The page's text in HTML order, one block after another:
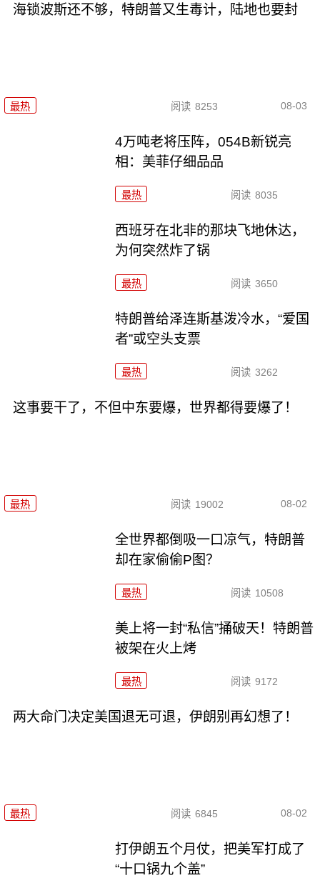
海锁波斯还不够，特朗普又生毒计，陆地也要封
最热 阅读 8253 08-03
4万吨老将压阵，054B新锐亮
相：美菲仔细品品
最热 阅读 8035
西班牙在北非的那块飞地休达，
为何突然炸了锅
最热 阅读 3650
特朗普给泽连斯基泼冷水，“爱国
者”或空头支票
最热 阅读 3262
这事要干了，不但中东要爆，世界都得要爆了！
最热 阅读 19002 08-02
全世界都倒吸一口凉气，特朗普
却在家偷偷P图？
最热 阅读 10508
美上将一封“私信”捅破天！特朗普
被架在火上烤
最热 阅读 9172
两大命门决定美国退无可退，伊朗别再幻想了！
最热 阅读 6845 08-02
打伊朗五个月仗，把美军打成了
“十口锅九个盖”